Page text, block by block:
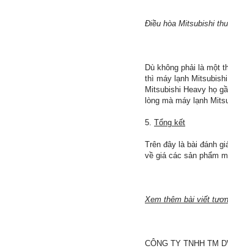
Điều hòa Mitsubishi
Dù không phải là một
thì máy lạnh
Mitsubishi Heavy họ
lòng mà máy lạnh
5. Tổng kết
Trên đây là bài đánh
về giá các sản phẩm
Xem thêm bài viết
CÔNG TY TNHH TM